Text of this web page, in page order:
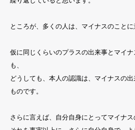
ところが、多くの人は、マイナスのことに
仮に同じくらいのプラスの出来事とマイ
も、
どうしても、本人の認識は、マイナスの
ものです。
さらに言えば、自分自身にとってマイナス